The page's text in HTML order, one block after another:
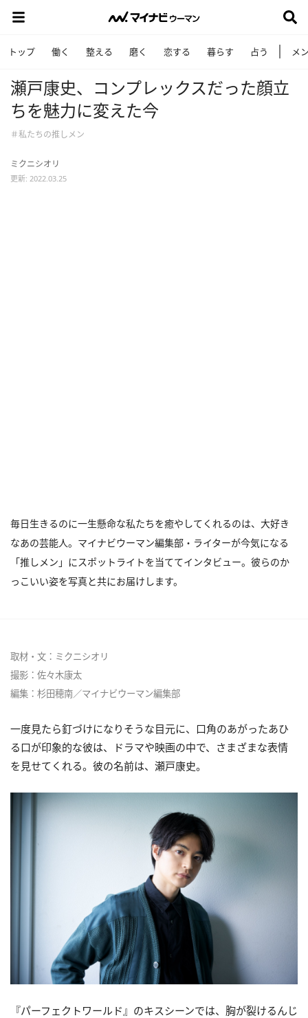
トップ 働く 整える 磨く 恋する 暮らす 占う メ
瀬戸康史、コンプレックスだった顔立
ちを魅力に変えた今
＃私たちの推しメン
ミクニシオリ
更新: 2022.03.25
毎日生きるのに一生懸命な私たちを癒やしてくれるのは、大好き
なあの芸能人。マイナビウーマン編集部・ライターが今気になる
「推しメン」にスポットライトを当ててインタビュー。彼らのか
っこいい姿を写真と共にお届けします。
取材・文：ミクニシオリ
撮影：佐々木康太
編集：杉田穂南／マイナビウーマン編集部
一度見たら釘づけになりそうな目元に、口角のあがったあひ
る口が印象的な彼は、ドラマや映画の中で、さまざまな表情
を見せてくれる。彼の名前は、瀬戸康史。
『パーフェクトワールド』のキスシーンでは、胸が裂けるんじ